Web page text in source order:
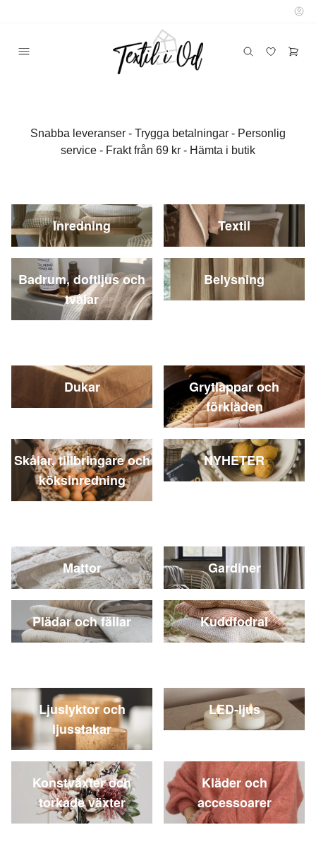
Snabba leveranser - Trygga betalningar - Personlig
service - Frakt från 69 kr - Hämta i butik
Inredning Textil
Badrum, doftljus och
tvålar
Belysning
Dukar
Grytlappar och
förkläden
Skålar, tillbringare och
köksinredning
NYHETER
Mattor Gardiner
Plädar och fällar Kuddfodral
Ljuslyktor och
ljusstakar
LED-ljus
Konstväxter och
torkade växter
Kläder och
accessoarer